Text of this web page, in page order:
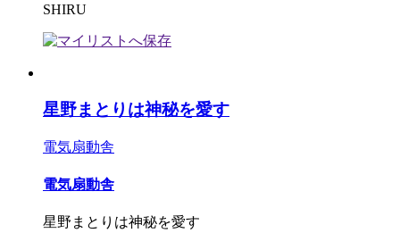
SHIRU
星野まとりは神秘を愛す
電気扇動舎
電気扇動舎
星野まとりは神秘を愛す